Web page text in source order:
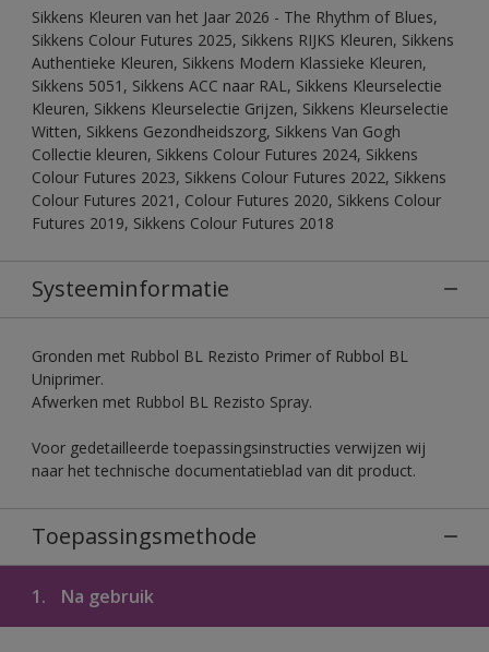
Sikkens Kleuren van het Jaar 2026 - The Rhythm of Blues,
Sikkens Colour Futures 2025, Sikkens RIJKS Kleuren, Sikkens
Authentieke Kleuren, Sikkens Modern Klassieke Kleuren,
Sikkens 5051, Sikkens ACC naar RAL, Sikkens Kleurselectie
Kleuren, Sikkens Kleurselectie Grijzen, Sikkens Kleurselectie
Witten, Sikkens Gezondheidszorg, Sikkens Van Gogh
Collectie kleuren, Sikkens Colour Futures 2024, Sikkens
Colour Futures 2023, Sikkens Colour Futures 2022, Sikkens
Colour Futures 2021, Colour Futures 2020, Sikkens Colour
Futures 2019, Sikkens Colour Futures 2018
Systeeminformatie
Gronden met Rubbol BL Rezisto Primer of Rubbol BL
Uniprimer.
Afwerken met Rubbol BL Rezisto Spray.
Voor gedetailleerde toepassingsinstructies verwijzen wij
naar het technische documentatieblad van dit product.
Toepassingsmethode
1. Na gebruik